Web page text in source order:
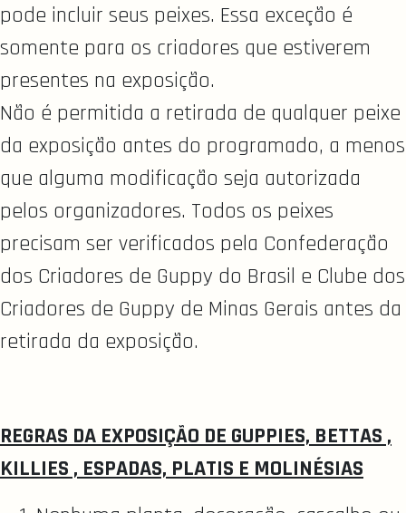
pode incluir seus peixes. Essa exceção é
somente para os criadores que estiverem
presentes na exposição.
Não é permitida a retirada de qualquer peixe
da exposição antes do programado, a menos
que alguma modificação seja autorizada
pelos organizadores. Todos os peixes
precisam ser verificados pela Confederação
dos Criadores de Guppy do Brasil e Clube dos
Criadores de Guppy de Minas Gerais antes da
retirada da exposição.
REGRAS DA EXPOSIÇÃO DE GUPPIES, BETTAS ,
KILLIES , ESPADAS, PLATIS E MOLINÉSIAS